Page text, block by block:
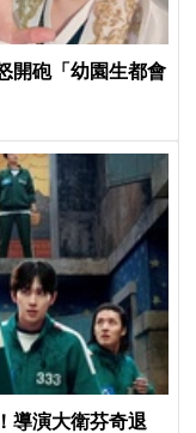
開砲「幼園生都會
導演大衛芬奇退